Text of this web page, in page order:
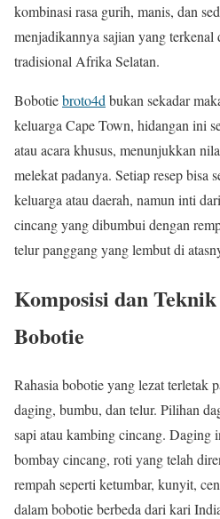
kombinasi rasa gurih, manis, dan
menjadikannya sajian yang terkenal
tradisional Afrika Selatan.
Bobotiebroto4d bukan sekadar
keluarga Cape Town, hidangan ini
atau acara khusus, menunjukkan
melekat padanya. Setiap resep bisa
keluarga atau daerah, namun inti
cincang yang dibumbui dengan
telur panggang yang lembut di
Komposisi dan
Bobotie
Rahasia bobotie yang lezat terletak
daging, bumbu, dan telur. Pilihan
sapi atau kambing cincang. Daging
bombay cincang, roti yang telah
rempah seperti ketumbar, kunyit,
dalam bobotie berbeda dari kari